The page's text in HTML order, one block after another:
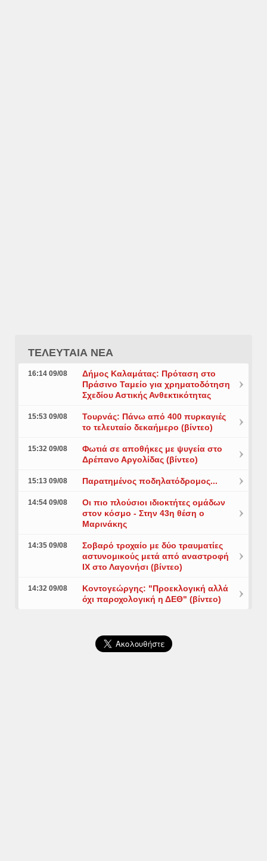
ΤΕΛΕΥΤΑΙΑ ΝΕΑ
16:14 09/08
Δήμος Καλαμάτας: Πρόταση στο
Πράσινο Ταμείο για χρηματοδότηση
Σχεδίου Αστικής Ανθεκτικότητας
15:53 09/08
Τουρνάς: Πάνω από 400 πυρκαγιές
το τελευταίο δεκαήμερο (βίντεο)
15:32 09/08
Φωτιά σε αποθήκες με ψυγεία στο
Δρέπανο Αργολίδας (βίντεο)
15:13 09/08 Παρατημένος ποδηλατόδρομος...
14:54 09/08
Οι πιο πλούσιοι ιδιοκτήτες ομάδων
στον κόσμο - Στην 43η θέση ο
Μαρινάκης
14:35 09/08
Σοβαρό τροχαίο με δύο τραυματίες
αστυνομικούς μετά από αναστροφή
ΙΧ στο Λαγονήσι (βίντεο)
14:32 09/08
Κοντογεώργης: "Προεκλογική αλλά
όχι παροχολογική η ΔΕΘ" (βίντεο)